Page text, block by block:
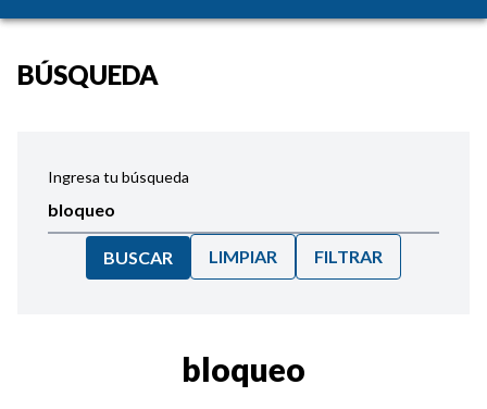
BÚSQUEDA
Ingresa tu búsqueda
BUSCAR LIMPIAR FILTRAR
bloqueo